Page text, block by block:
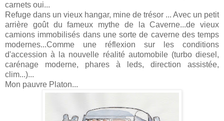
carnets oui...
Refuge dans un vieux hangar, mine de trésor ... Avec un petit
arrière goût du fameux mythe de la Caverne...de vieux
camions immobilisés dans une sorte de caverne des temps
modernes...Comme une réflexion sur les conditions
d'accession à la nouvelle réalité automobile (turbo diesel,
carénage moderne, phares à leds, direction assistée,
clim...)...
Mon pauvre Platon...